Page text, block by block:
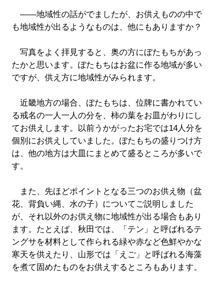
――地域性の話がでましたが、お供えものの中で
も地域性が出るようなものは、他にもありますか？
写真をよく拝見すると、奥の方にぼたもちがあっ
たかと思います。ぼたもちはお盆に作る地域が多い
ですが、供え方に地域性がみられます。
近畿地方の場合、ぼたもちは、位牌に書かれてい
る戒名の一人一人の分を、柿の葉をお皿がわりにし
てお供えします。以前うかがったお宅では14人分を
個別にお供えしていました。ぼたもちの盛りつけ方
は、他の地方は大皿にまとめて盛るところが多いで
す。
また、先ほどポイントとなる三つのお供え物（盆
花、背負い縄、水の子）についてご説明しました
が、それ以外のお供え物に地域性が出る場合もあり
ます。たとえば、秋田では、「テン」と呼ばれるテ
ングサを材料として作られる緑や赤など色鮮やかな
寒天を供えたり、山形では「えご」と呼ばれる海藻
を煮て固めたものをお供えするところもあります。